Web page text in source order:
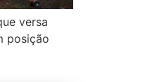
versa
posição